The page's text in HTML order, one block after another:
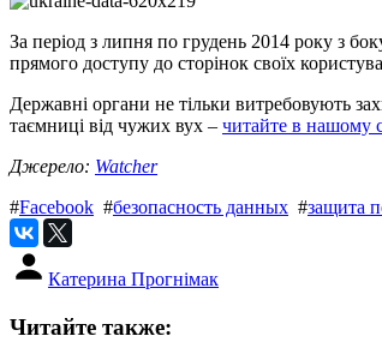
За період з липня по грудень 2014 року з
прямого доступу до сторінок своїх
Державні органи не тільки витребовують
таємниці від чужих вух – читайте в нашому
Джерело: Watcher
#Facebook #безопасность данных #защита
Катерина Прогнімак
Читайте также: